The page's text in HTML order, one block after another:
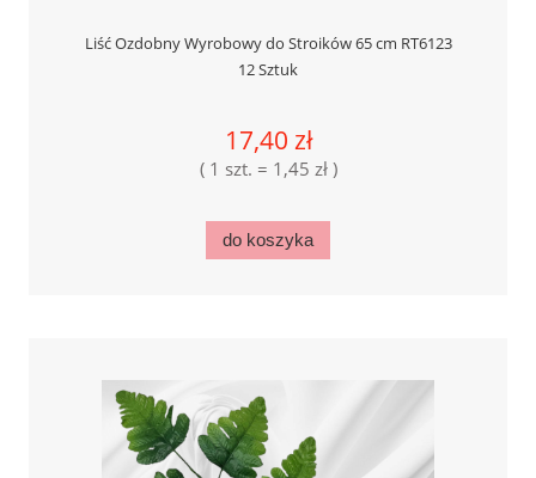
Liść Ozdobny Wyrobowy do Stroików 65 cm RT6123
12 Sztuk
17,40 zł
( 1 szt. = 1,45 zł )
do koszyka